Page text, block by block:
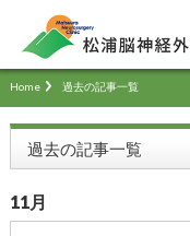
Home 過去の記事一覧
過去の記事一覧
11月